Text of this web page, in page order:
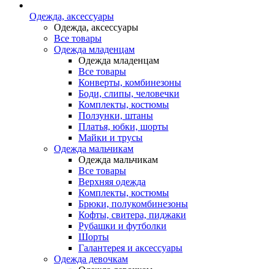
Одежда, аксессуары
Одежда, аксессуары
Все товары
Одежда младенцам
Одежда младенцам
Все товары
Конверты, комбинезоны
Боди, слипы, человечки
Комплекты, костюмы
Ползунки, штаны
Платья, юбки, шорты
Майки и трусы
Одежда мальчикам
Одежда мальчикам
Все товары
Верхняя одежда
Комплекты, костюмы
Брюки, полукомбинезоны
Кофты, свитера, пиджаки
Рубашки и футболки
Шорты
Галантерея и аксессуары
Одежда девочкам